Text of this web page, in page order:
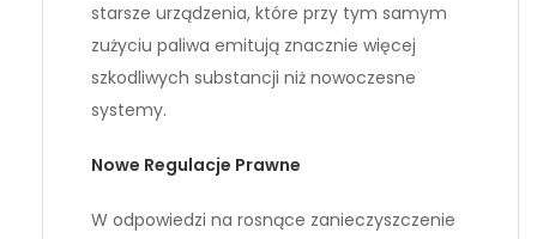
starsze urządzenia, które przy tym samym
zużyciu paliwa emitują znacznie więcej
szkodliwych substancji niż nowoczesne
systemy.
Nowe Regulacje Prawne
W odpowiedzi na rosnące zanieczyszczenie